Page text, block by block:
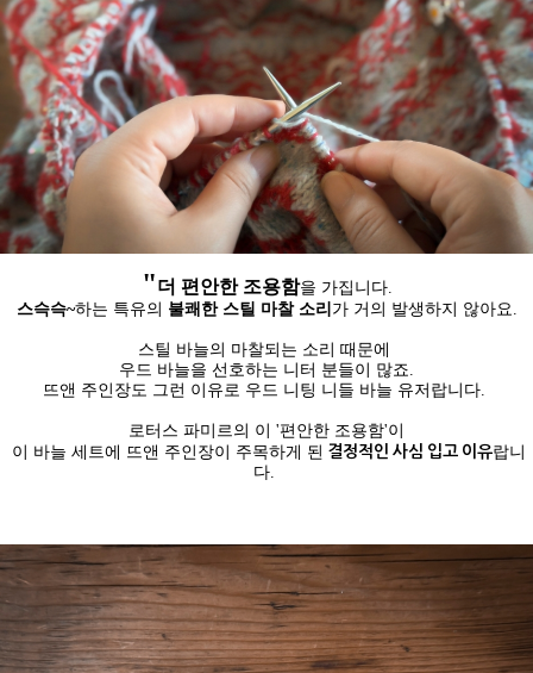
"더 편안한 조용함을 가집니다.
스슥슥~하는 특유의 불쾌한 스틸 마찰 소리 가 거의 발생하지 않아요.
스틸 바늘의 마찰되는 소리 때문에
우드 바늘을 선호하는 니터 분들이 많죠.
뜨앤 주인장도 그런 이유로 우드 니팅 니들 바늘 유저랍니다.
로터스 파미르의 이 '편안한 조용함'이
이 바늘 세트에 뜨앤 주인장이 주목하게 된 결정적인 사심 입고 이유랍니
다.